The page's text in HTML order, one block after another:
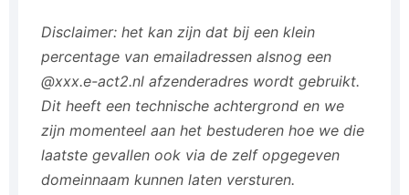
Disclaimer: het kan zijn dat bij een klein
percentage van emailadressen alsnog een
@xxx.e-act2.nl afzenderadres wordt gebruikt.
Dit heeft een technische achtergrond en we
zijn momenteel aan het bestuderen hoe we die
laatste gevallen ook via de zelf opgegeven
domeinnaam kunnen laten versturen.